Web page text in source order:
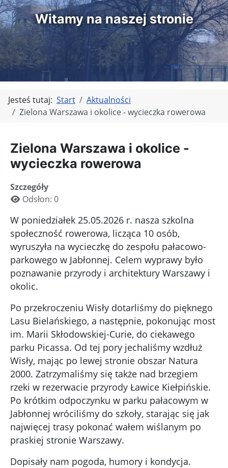
Witamy na naszej stronie
Jesteś tutaj: Start
Aktualności
Zielona Warszawa i okolice - wycieczka rowerowa
Zielona Warszawa i okolice -
wycieczka rowerowa
Szczegóły
Odsłon: 0
W poniedziałek 25.05.2026 r. nasza szkolna
społeczność rowerowa, licząca 10 osób,
wyruszyła na wycieczkę do zespołu pałacowo-
parkowego w Jabłonnej. Celem wyprawy było
poznawanie przyrody i architektury Warszawy i
okolic.
Po przekroczeniu Wisły dotarliśmy do pięknego
Lasu Bielańskiego, a następnie, pokonując most
im. Marii Skłodowskiej-Curie, do ciekawego
parku Picassa. Od tej pory jechaliśmy wzdłuż
Wisły, mając po lewej stronie obszar Natura
2000. Zatrzymaliśmy się także nad brzegiem
rzeki w rezerwacie przyrody Ławice Kiełpińskie.
Po krótkim odpoczynku w parku pałacowym w
Jabłonnej wróciliśmy do szkoły, starając się jak
najwięcej trasy pokonać wałem wiślanym po
praskiej stronie Warszawy.
Dopisały nam pogoda, humory i kondycja.